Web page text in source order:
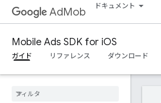
AdMob ドキュメント
Mobile Ads SDK for iOS
ガイド リファレンス ダウンロード